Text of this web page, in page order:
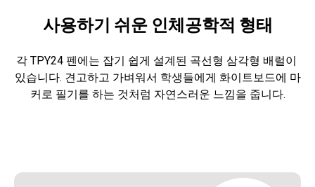
사용하기 쉬운 인체공학적 형태
각 TPY24 펜에는 잡기 쉽게 설계된 곡선형 삼각형 배럴이
있습니다. 견고하고 가벼워서 학생들에게 화이트보드에 마
커로 필기를 하는 것처럼 자연스러운 느낌을 줍니다.